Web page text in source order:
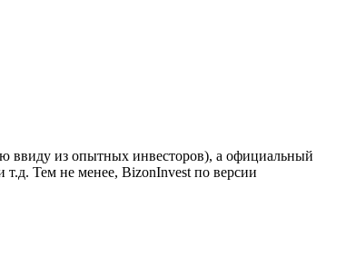
ввиду из опытных инвесторов), а официальный
т.д. Тем не менее, BizonInvest по версии